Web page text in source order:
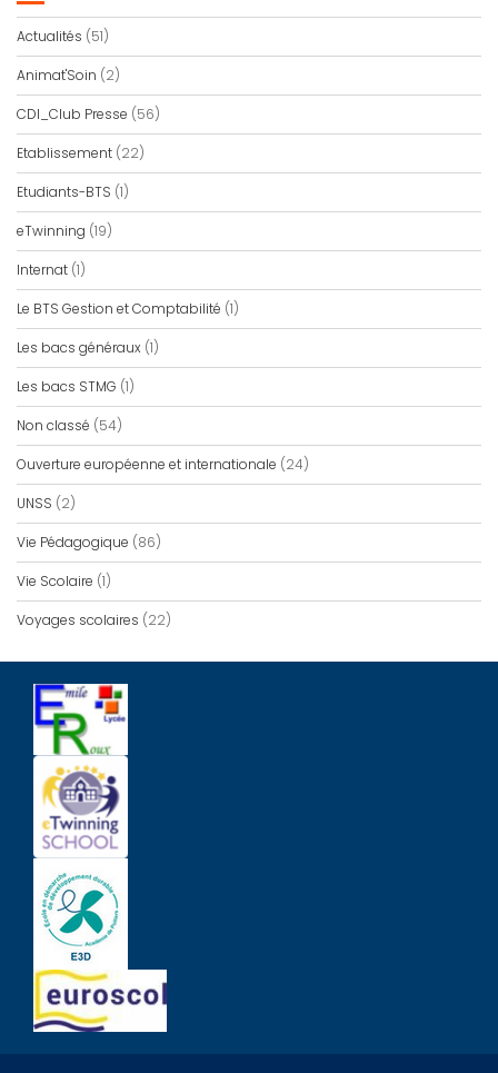
Actualités (51)
Animat'Soin (2)
CDI_Club Presse (56)
Etablissement (22)
Etudiants-BTS (1)
eTwinning (19)
Internat (1)
Le BTS Gestion et Comptabilité (1)
Les bacs généraux (1)
Les bacs STMG (1)
Non classé (54)
Ouverture européenne et internationale (24)
UNSS (2)
Vie Pédagogique (86)
Vie Scolaire (1)
Voyages scolaires (22)